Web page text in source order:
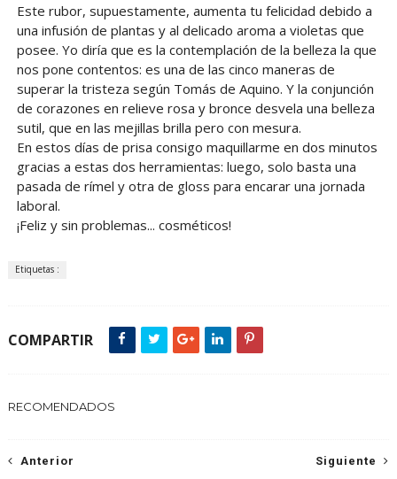
Este rubor, supuestamente, aumenta tu felicidad debido a
una infusión de plantas y al delicado aroma a violetas que
posee. Yo diría que es la contemplación de la belleza la que
nos pone contentos: es una de las cinco maneras de
superar la tristeza según Tomás de Aquino. Y la conjunción
de corazones en relieve rosa y bronce desvela una belleza
sutil, que en las mejillas brilla pero con mesura.
En estos días de prisa consigo maquillarme en dos minutos
gracias a estas dos herramientas: luego, solo basta una
pasada de rímel y otra de gloss para encarar una jornada
laboral.
¡Feliz y sin problemas... cosméticos!
Etiquetas :
COMPARTIR
RECOMENDADOS
Siguiente
Anterior